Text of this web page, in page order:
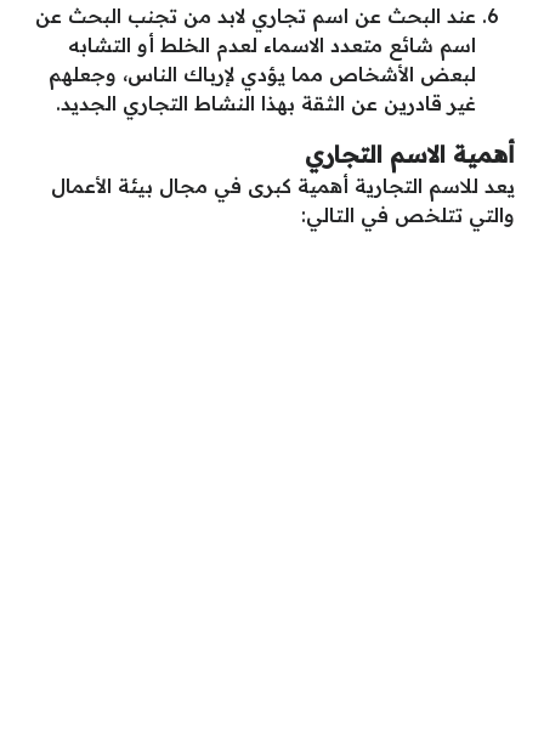
عند البحث عن اسم تجاري لابد من تجنب البحث عن
اسم شائع متعدد الاسماء لعدم الخلط أو التشابه
لبعض الأشخاص مما يؤدي لإرباك الناس، وجعلهم
غير قادرين عن الثقة بهذا النشاط التجاري الجديد.
أهمية الاسم التجاري
يعد للاسم التجارية أهمية كبرى في مجال بيئة الأعمال
والتي تتلخص في التالي: